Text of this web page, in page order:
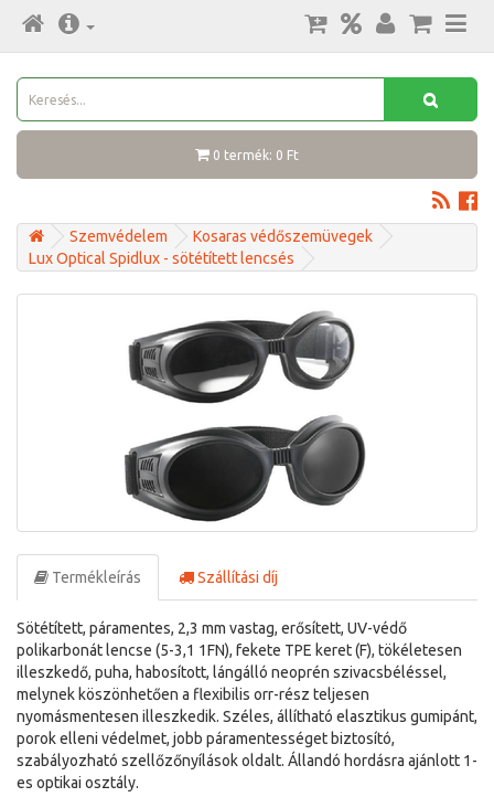
0 termék: 0 Ft
Szemvédelem
Kosaras védőszemüvegek
Lux Optical Spidlux - sötétített lencsés
Termékleírás Szállítási díj
Sötétített, páramentes, 2,3 mm vastag, erősített, UV-védő
polikarbonát lencse (5-3,1 1FN), fekete TPE keret (F), tökéletesen
illeszkedő, puha, habosított, lángálló neoprén szivacsbéléssel,
melynek köszönhetően a flexibilis orr-rész teljesen
nyomásmentesen illeszkedik. Széles, állítható elasztikus gumipánt,
porok elleni védelmet, jobb páramentességet biztosító,
szabályozható szellőzőnyílások oldalt. Állandó hordásra ajánlott 1-
es optikai osztály.